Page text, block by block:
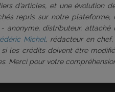
d’articles, et une évolution
repris sur notre
anonyme, distributeur,
Michel, rédacteur en
les crédits doivent être
Merci pour votre